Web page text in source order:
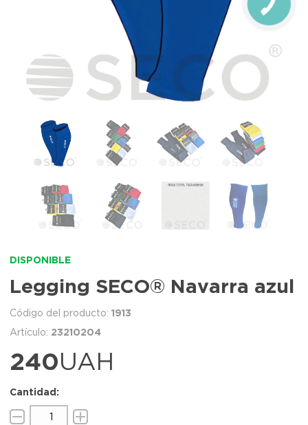
DISPONIBLE
Legging SECO® Navarra azul
1913
23210204
240UAH